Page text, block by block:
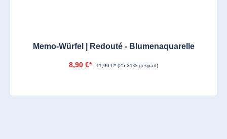
Memo-Würfel | Redouté - Blumenaquarelle
8,90 €* 11,90 €* (25.21% gespart)